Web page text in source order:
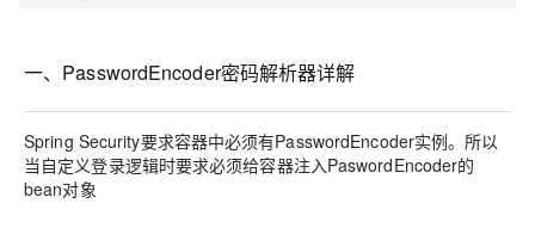
一、PasswordEncoder密码解析器详解
Spring Security要求容器中必须有PasswordEncoder实例。所以
当自定义登录逻辑时要求必须给容器注入PaswordEncoder的
bean对象